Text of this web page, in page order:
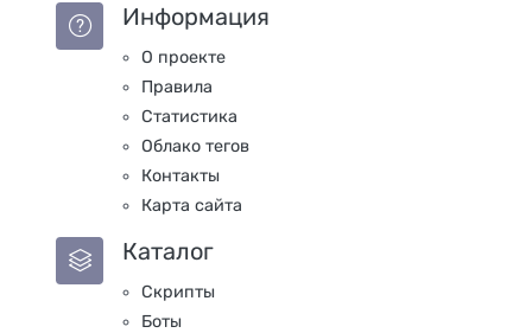
Информация
О проекте
Правила
Статистика
Облако тегов
Контакты
Карта сайта
Каталог
Скрипты
Боты